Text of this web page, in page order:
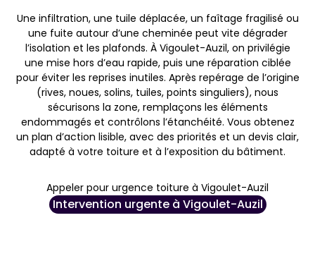
Une infiltration, une tuile déplacée, un faîtage fragilisé ou
une fuite autour d’une cheminée peut vite dégrader
l’isolation et les plafonds. À Vigoulet-Auzil, on privilégie
une mise hors d’eau rapide, puis une réparation ciblée
pour éviter les reprises inutiles. Après repérage de l’origine
(rives, noues, solins, tuiles, points singuliers), nous
sécurisons la zone, remplaçons les éléments
endommagés et contrôlons l’étanchéité. Vous obtenez
un plan d’action lisible, avec des priorités et un devis clair,
adapté à votre toiture et à l’exposition du bâtiment.
Appeler pour urgence toiture à Vigoulet-Auzil
Intervention urgente à Vigoulet-Auzil